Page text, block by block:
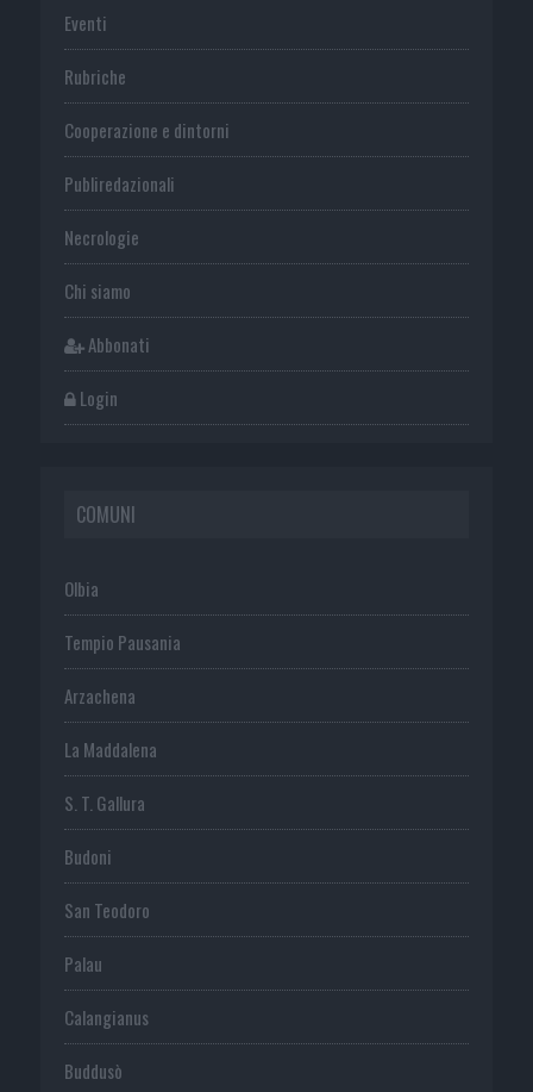
Eventi
Rubriche
Cooperazione e dintorni
Publiredazionali
Necrologie
Chi siamo
Abbonati
Login
COMUNI
Olbia
Tempio Pausania
Arzachena
La Maddalena
S. T. Gallura
Budoni
San Teodoro
Palau
Calangianus
Buddusò